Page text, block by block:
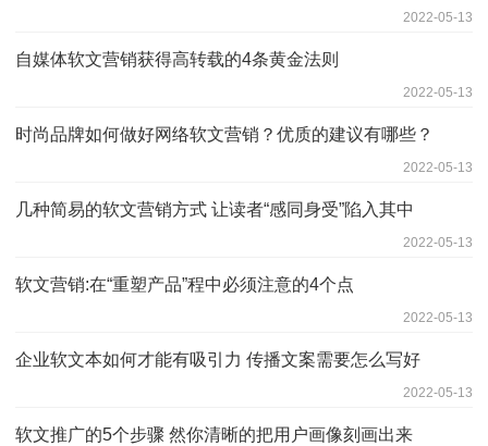
2022-05-13
自媒体软文营销获得高转载的4条黄金法则
2022-05-13
时尚品牌如何做好网络软文营销？优质的建议有哪些？
2022-05-13
几种简易的软文营销方式 让读者“感同身受”陷入其中
2022-05-13
软文营销:在“重塑产品”程中必须注意的4个点
2022-05-13
企业软文本如何才能有吸引力 传播文案需要怎么写好
2022-05-13
软文推广的5个步骤 然你清晰的把用户画像刻画出来